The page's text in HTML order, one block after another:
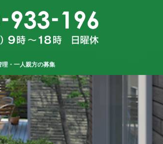
・一人親方の募集